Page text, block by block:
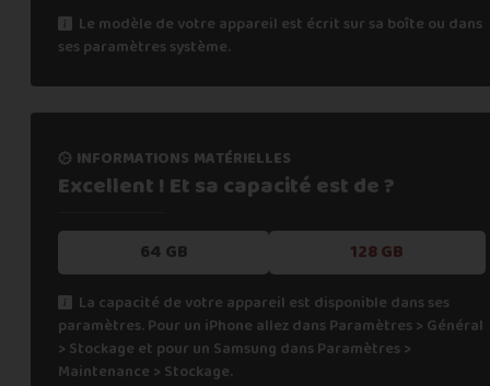
Le modèle de votre appareil est écrit sur sa boîte ou dans
ses paramètres système.
informations matérielles
Excellent ! Et sa capacitéest de ?
64 GB 128 GB
La capacité de votre appareil est disponible dans ses
paramètres. Pour un iPhone allez dans Paramètres > Général
> Stockage et pour un Samsung dans Paramètres >
Maintenance > Stockage.